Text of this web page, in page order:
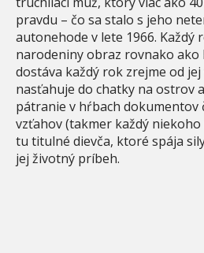
pravdu – čo sa stalo s jeho
autonehode v lete 1966. Každý
narodeniny obraz rovnako ako
dostáva každý rok zrejme od
nasťahuje do chatky na ostrov
pátranie v hŕbach dokumentov
vzťahov (takmer každý niekoho
tu titulné dievča, ktoré spája
jej životný príbeh.